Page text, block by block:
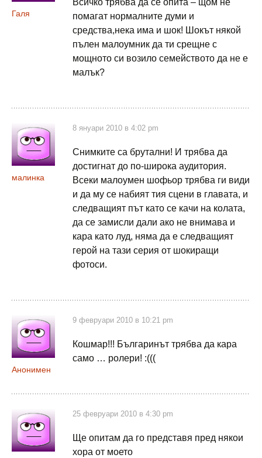
Галя
Всичко трябва да се опита – щом не
помагат нормалните думи и
средства,нека има и шок! Шокът някой
пълен малоумник да ти срещне с
мощното си возило семейството да не е
малък?
малинка
8 януари 2010 в 4:02 pm
Снимките са брутални! И трябва да
достигнат до по-широка аудитория.
Всеки малоумен шофьор трябва ги види
и да му се набият тия сцени в главата, и
следващият път като се качи на колата,
да се замисли дали ако не внимава и
кара като луд, няма да е следващият
герой на тази серия от шокиращи
фотоси.
Анонимен
9 февруари 2010 в 10:21 pm
Кошмар!!! Българинът трябва да кара
само … ролери! :(((
25 февруари 2010 в 4:30 pm
Ще опитам да го представя пред някои
хора от моето